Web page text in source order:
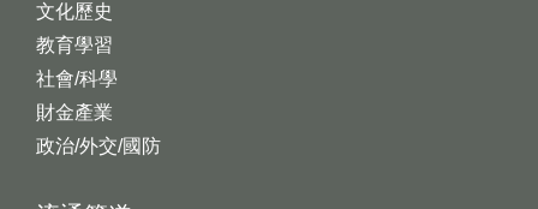
文化歷史
教育學習
社會/科學
財金產業
政治/外交/國防